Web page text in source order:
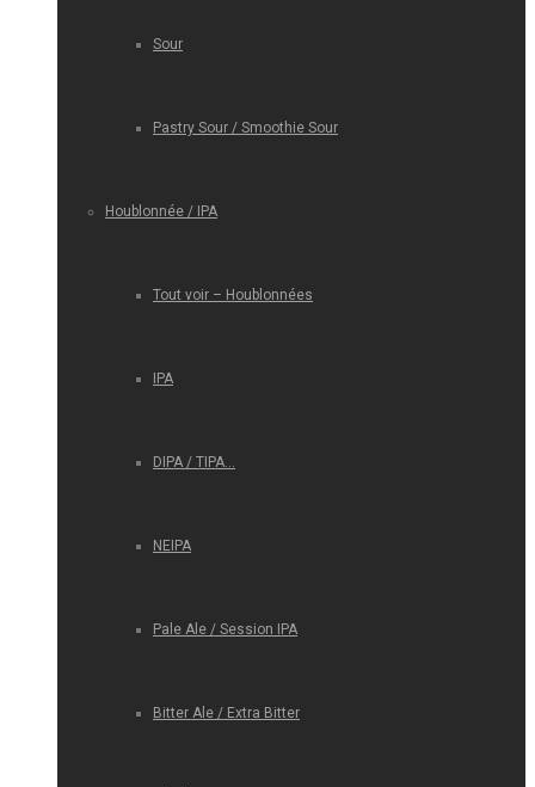
Sour
Pastry Sour / Smoothie Sour
Houblonnée / IPA
Tout voir – Houblonnées
IPA
DIPA / TIPA…
NEIPA
Pale Ale / Session IPA
Bitter Ale / Extra Bitter